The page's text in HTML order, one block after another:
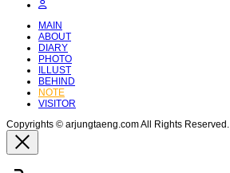
MAIN
ABOUT
DIARY
PHOTO
ILLUST
BEHIND
NOTE
VISITOR
Copyrights © arjungtaeng.com All Rights Reserved.